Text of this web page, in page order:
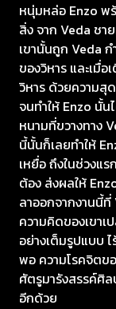
หนุ่มหล่อ Enzo พ
สิ่ง จาก Veda ชา
เขานั้นถูก Veda
ของวิหาร และเมื่
วิหาร ด้วยความสุ
จนทำให้ Enzo นั้
หนามที่ขวางทาง
นี้นั้นก็เลยทำให้
เหยื่อ ถึงในช่วงแ
ต้อง ส่งผลให้
ลาออกจากงานนี้
ความคิดของเขาเ
อย่างเต็มรูปแบบ
พอ ความโรคจิตข
ศัตรูมารังสรรค์ศิ
อีกด้วย